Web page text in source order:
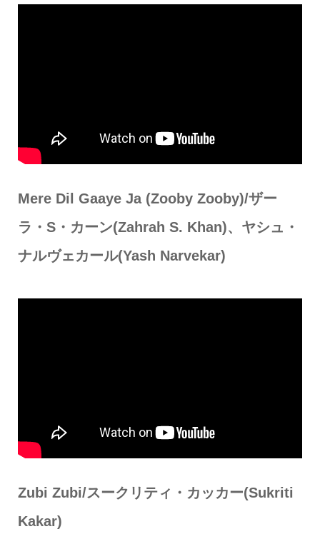
Mere Dil Gaaye Ja (Zooby Zooby)/ザー
ラ・S・カーン(Zahrah S. Khan)、ヤシュ・
ナルヴェカール(Yash Narvekar)
Zubi Zubi/スークリティ・カッカー(Sukriti
Kakar)